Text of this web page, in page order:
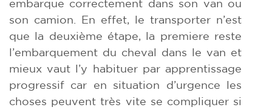
embarque correctement dans son van ou
son camion. En effet, le transporter n’est
que la deuxième étape, la premiere reste
l’embarquement du cheval dans le van et
mieux vaut l’y habituer par apprentissage
progressif car en situation d’urgence les
choses peuvent très vite se compliquer si